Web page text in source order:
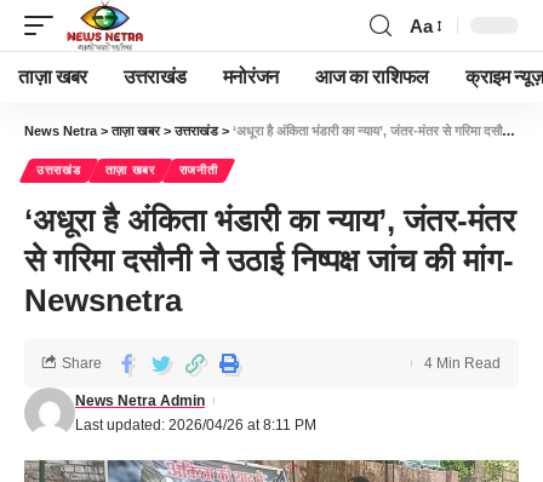
Aa
ताज़ा खबर उत्तराखंड मनोरंजन आज का राशिफल क्राइम न्यूज़
News Netra >ताज़ा खबर>उत्तराखंड> ‘अधूरा है अंकिता भंडारी का न्याय’, जंतर-मंतर से गरिमा दसौनी ने उठाई निष्पक्ष जांच की मांग-Newsnetra
उत्तराखंड ताज़ा खबर राजनीती
‘अधूरा है अंकिता भंडारी का न्याय’, जंतर-मंतर
से गरिमा दसौनी ने उठाई निष्पक्ष जांच की मांग-
Newsnetra
Last updated: 2026/04/26 at 8:11 PM
News Netra Admin
Share 4 Min Read